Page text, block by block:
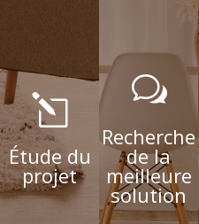
l
Étude du
projet
w
Recherche
de la
meilleure
solution